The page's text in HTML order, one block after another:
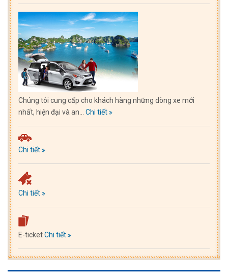
Chúng tôi cung cấp cho khách hàng những dòng xe mới
nhất, hiện đại và an... Chi tiết
Chi tiết
Chi tiết
E-ticketChi tiết